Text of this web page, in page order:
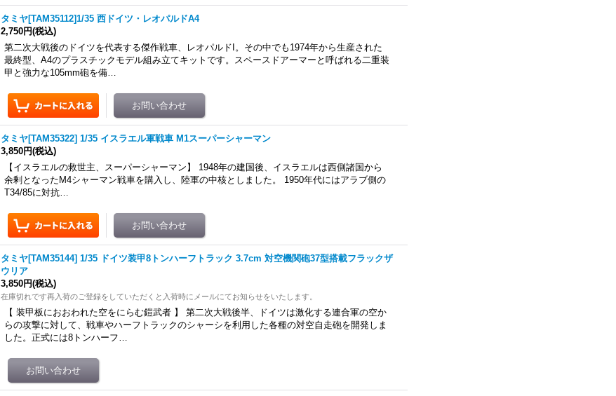
タミヤ[TAM35112]1/35 西ドイツ・レオパルドA4
2,750円(税込)
第二次大戦後のドイツを代表する傑作戦車、レオパルドI。その中でも1974年から生産された
最終型、A4のプラスチックモデル組み立てキットです。スペースドアーマーと呼ばれる二重装
甲と強力な105mm砲を備…
タミヤ[TAM35322] 1/35 イスラエル軍戦車 M1スーパーシャーマン
3,850円(税込)
【イスラエルの救世主、スーパーシャーマン】 1948年の建国後、イスラエルは西側諸国から
余剰となったM4シャーマン戦車を購入し、陸軍の中核としました。 1950年代にはアラブ側の
T34/85に対抗…
タミヤ[TAM35144] 1/35 ドイツ装甲8トンハーフトラック 3.7cm 対空機関砲37型搭載フラックザ
ウリア
3,850円(税込)
在庫切れです再入荷のご登録をしていただくと入荷時にメールにてお知らせをいたします。
【 装甲板におおわれた空をにらむ鎧武者 】 第二次大戦後半、ドイツは激化する連合軍の空か
らの攻撃に対して、戦車やハーフトラックのシャーシを利用した各種の対空自走砲を開発しま
した。正式には8トンハーフ…